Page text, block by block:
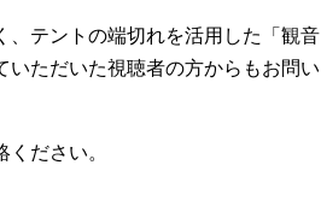
テントの端切れを活用した「観音
ただいた視聴者の方からもお問い
ださい。